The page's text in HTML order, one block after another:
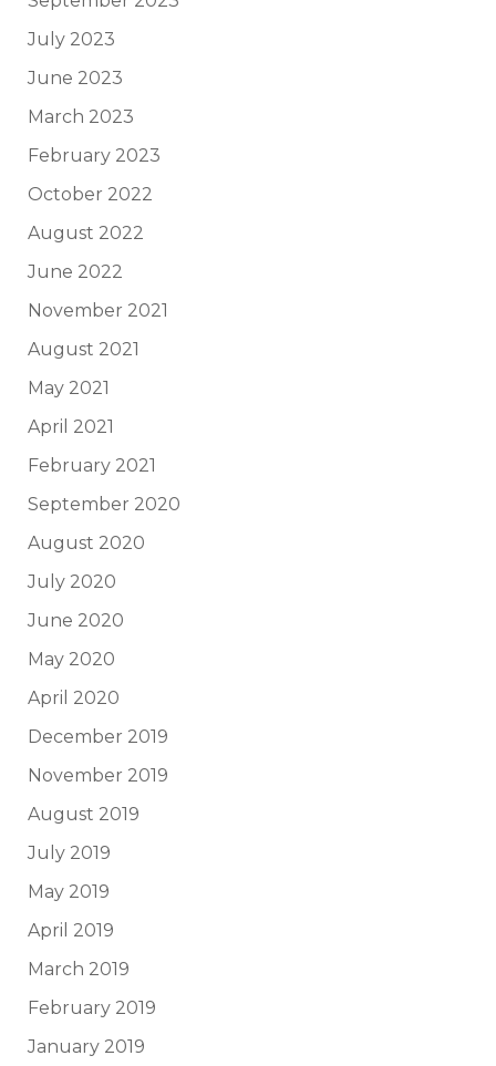
July 2023
June 2023
March 2023
February 2023
October 2022
August 2022
June 2022
November 2021
August 2021
May 2021
April 2021
February 2021
September 2020
August 2020
July 2020
June 2020
May 2020
April 2020
December 2019
November 2019
August 2019
July 2019
May 2019
April 2019
March 2019
February 2019
January 2019